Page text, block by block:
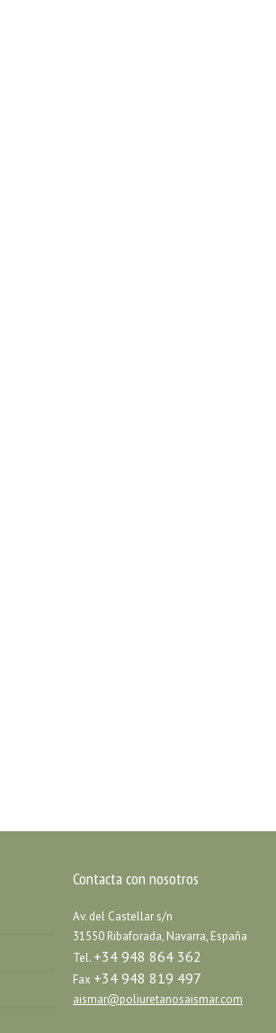
Contacta con nosotros
Av. del Castellar s/n
31550 Ribaforada, Navarra, España
Tel. +34 948 864 362
Fax +34 948 819 497
aismar@poliuretanosaismar.com